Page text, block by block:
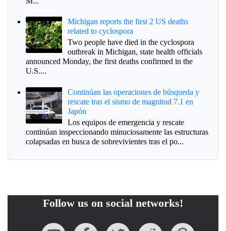
Michigan reports the first 2 US deaths
related to cyclospora
Two people have died in the cyclospora
outbreak in Michigan, state health officials
announced Monday, the first deaths confirmed in the
U.S....
Continúan las operaciones de búsqueda y
rescate tras el sismo de magnitud 7.1 en
Japón
Los equipos de emergencia y rescate
continúan inspeccionando minuciosamente las estructuras
colapsadas en busca de sobrevivientes tras el po...
Follow us on social networks!